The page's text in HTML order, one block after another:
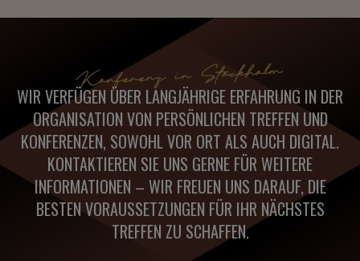
Konferenz in Stockholm
WIR VERFÜGEN ÜBER LANGJÄHRIGE ERFAHRUNG IN DER
ORGANISATION VON PERSÖNLICHEN TREFFEN UND
KONFERENZEN, SOWOHL VOR ORT ALS AUCH DIGITAL.
KONTAKTIEREN SIE UNS GERNE FÜR WEITERE
INFORMATIONEN – WIR FREUEN UNS DARAUF, DIE
BESTEN VORAUSSETZUNGEN FÜR IHR NÄCHSTES
TREFFEN ZU SCHAFFEN.